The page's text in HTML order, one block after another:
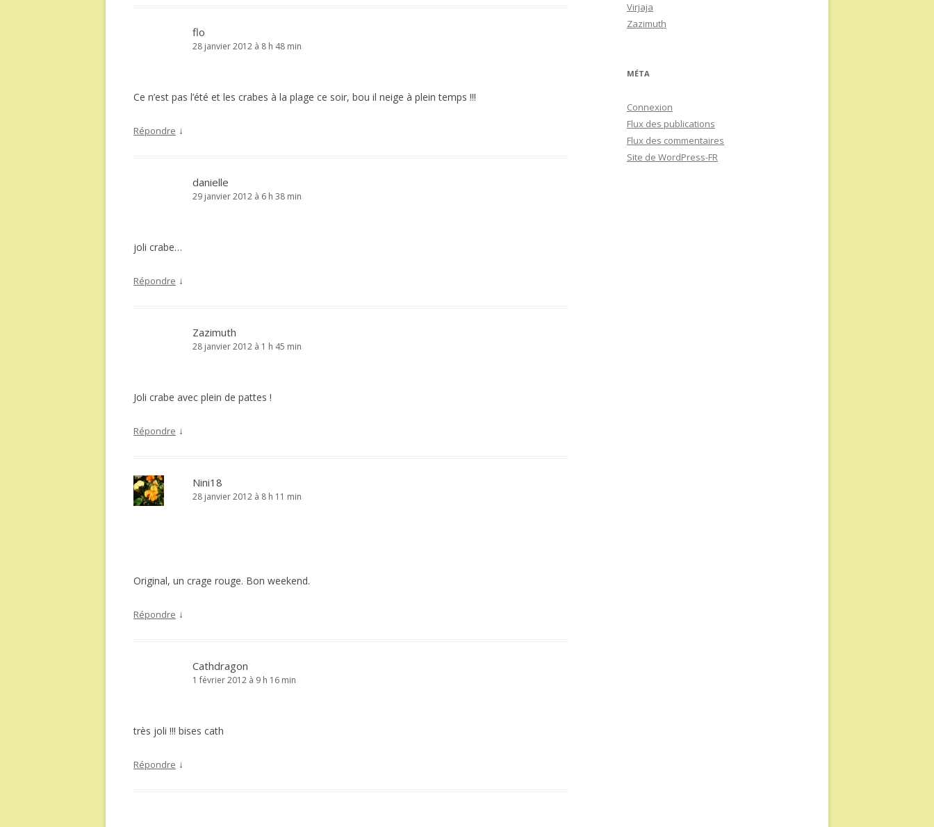
flo
28 janvier 2012 à 8 h 48 min
Ce n’est pas l’été et les crabes à la plage ce soir, bou il neige à plein temps !!!
Répondre ↓
danielle
29 janvier 2012 à 6 h 38 min
joli crabe…
Répondre ↓
Zazimuth
28 janvier 2012 à 1 h 45 min
Joli crabe avec plein de pattes !
Répondre ↓
Nini18
28 janvier 2012 à 8 h 11 min
Original, un crage rouge. Bon weekend.
Répondre ↓
Cathdragon
1 février 2012 à 9 h 16 min
très joli !!! bises cath
Répondre ↓
Virjaja
Zazimuth
MÉTA
Connexion
Flux des publications
Flux des commentaires
Site de WordPress-FR